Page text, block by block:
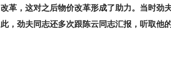
改革，这对之后物价改革形成了助力。当时劲
此，劲夫同志还多次跟陈云同志汇报，听取他